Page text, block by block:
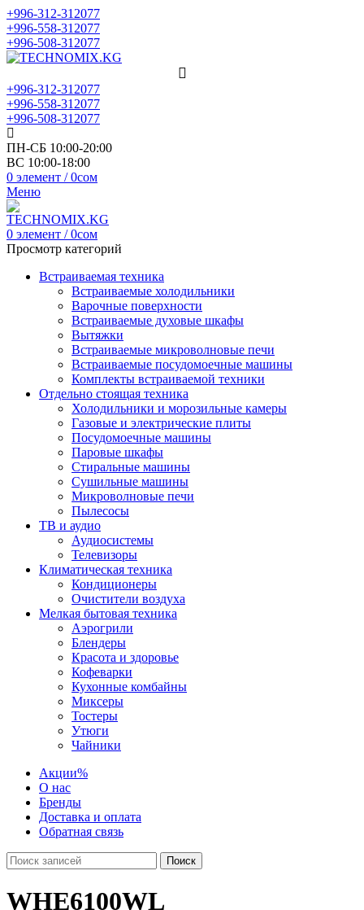
+996-312-312077
+996-558-312077
+996-508-312077
+996-312-312077
+996-558-312077
+996-508-312077
ПН-СБ 10:00-20:00
ВС 10:00-18:00
0 элемент / 0сом
Меню
0 элемент / 0сом
Просмотр категорий
Встраиваемая техника
Встраиваемые холодильники
Варочные поверхности
Встраиваемые духовые шкафы
Вытяжки
Встраиваемые микроволновые печи
Встраиваемые посудомоечные машины
Комплекты встраиваемой техники
Отдельно стоящая техника
Холодильники и морозильные камеры
Газовые и электрические плиты
Посудомоечные машины
Паровые шкафы
Стиральные машины
Сушильные машины
Микроволновые печи
Пылесосы
ТВ и аудио
Аудиосистемы
Телевизоры
Климатическая техника
Кондиционеры
Очистители воздуха
Мелкая бытовая техника
Аэрогрили
Блендеры
Красота и здоровье
Кофеварки
Кухонные комбайны
Миксеры
Тостеры
Утюги
Чайники
Акции%
О нас
Бренды
Доставка и оплата
Обратная связь
Поиск
WHE6100WL